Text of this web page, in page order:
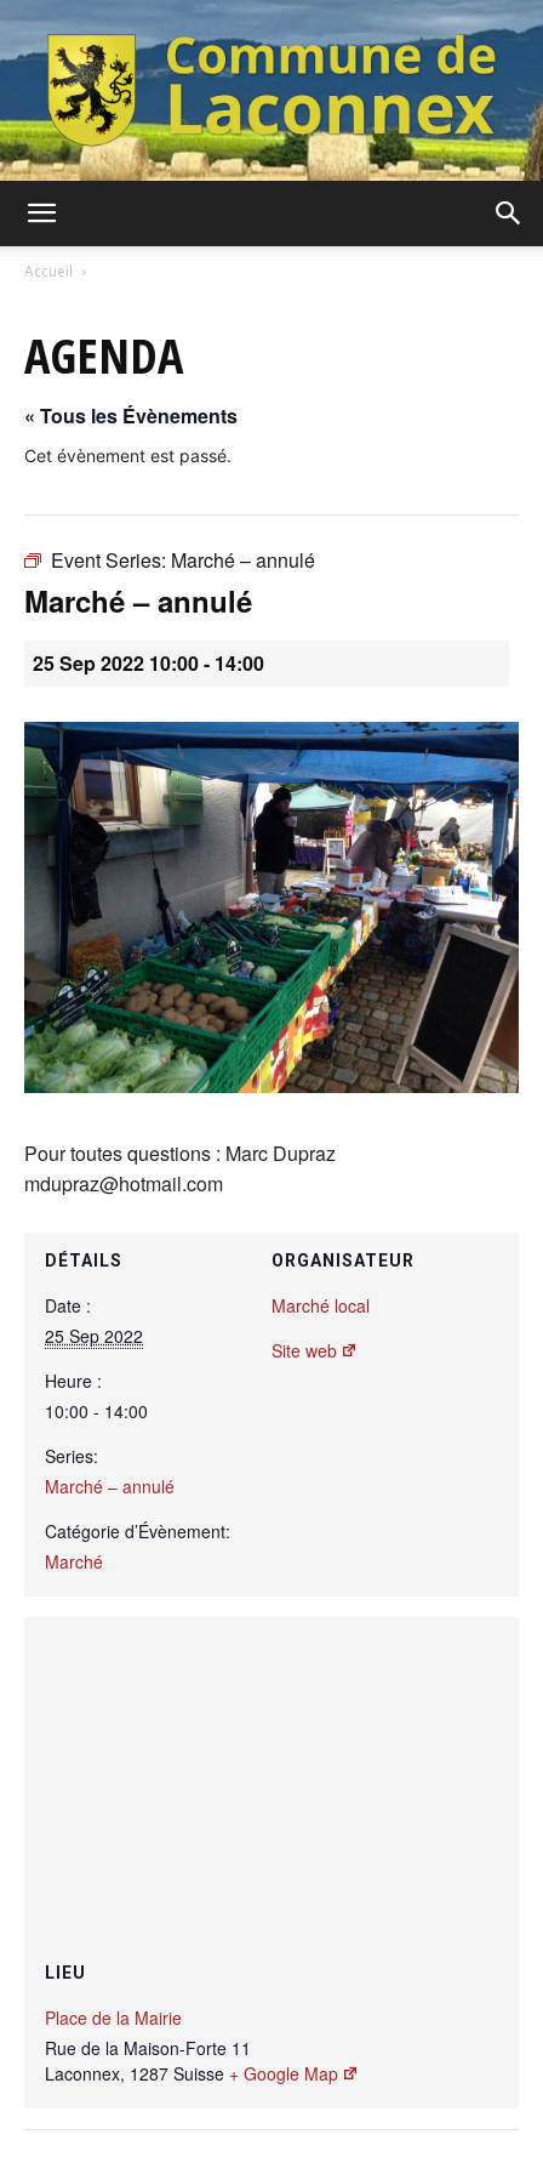
Laconnex
Canton
Accueil
AGENDA
« Tous les Évènements
Cet évènement est passé.
Event Series: Marché – annulé
Marché – annulé
25 Sep 2022 10:00- 14:00
Pour toutes questions : Marc Dupraz
mdupraz@hotmail.com
DÉTAILS
Date :
25 Sep 2022
Heure :
10:00 - 14:00
Series:
Marché – annulé
Catégorie d’Évènement:
Marché
ORGANISATEUR
Marché local
Site web
LIEU
Place de la Mairie
Rue de la Maison-Forte 11
Laconnex, 1287 Suisse + Google Map